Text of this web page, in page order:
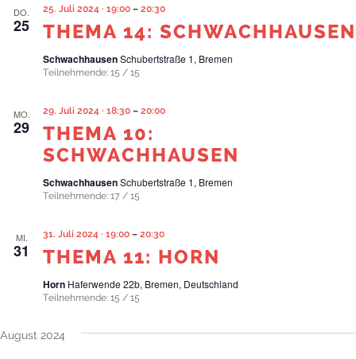
DO.
25 THEMA 14: SCHWACHHAUSEN
25. Juli 2024 · 19:00 – 20:30
SchwachhausenSchubertstraße 1, Bremen
Teilnehmende: 15 / 15
MO.
29
THEMA 10:
SCHWACHHAUSEN
29. Juli 2024 · 18:30 – 20:00
SchwachhausenSchubertstraße 1, Bremen
Teilnehmende: 17 / 15
MI.
31 THEMA 11: HORN
31. Juli 2024 · 19:00 – 20:30
Horn Haferwende 22b, Bremen, Deutschland
Teilnehmende: 15 / 15
August 2024